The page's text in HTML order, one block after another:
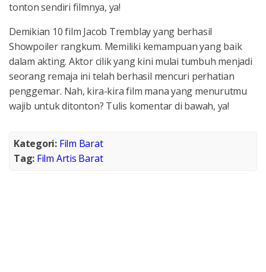
tonton sendiri filmnya, ya!
Demikian 10 film Jacob Tremblay yang berhasil
Showpoiler rangkum. Memiliki kemampuan yang baik
dalam akting. Aktor cilik yang kini mulai tumbuh menjadi
seorang remaja ini telah berhasil mencuri perhatian
penggemar. Nah, kira-kira film mana yang menurutmu
wajib untuk ditonton? Tulis komentar di bawah, ya!
Kategori: Film Barat
Tag: Film Artis Barat